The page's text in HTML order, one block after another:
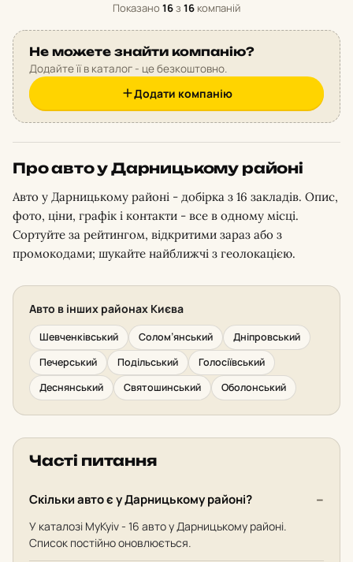
Показано 16з 16 компаній
Не можете знайти компанію?
Додайте її в каталог - це безкоштовно.
Додати компанію
Про авто у Дарницькому районі
Авто у Дарницькому районі - добірка з 16 закладів. Опис,
фото, ціни, графік і контакти - все в одному місці.
Сортуйте за рейтингом, відкритими зараз або з
промокодами; шукайте найближчі з геолокацією.
Авто в інших районах Києва
Шевченківський Солом’янський
Дніпровський
Печерський
Подільський
Голосіївський
Деснянський
Святошинський Оболонський
Часті питання
Скільки авто є у Дарницькому районі?
У каталозі MyKyiv - 16 авто у Дарницькому районі.
Список постійно оновлюється.